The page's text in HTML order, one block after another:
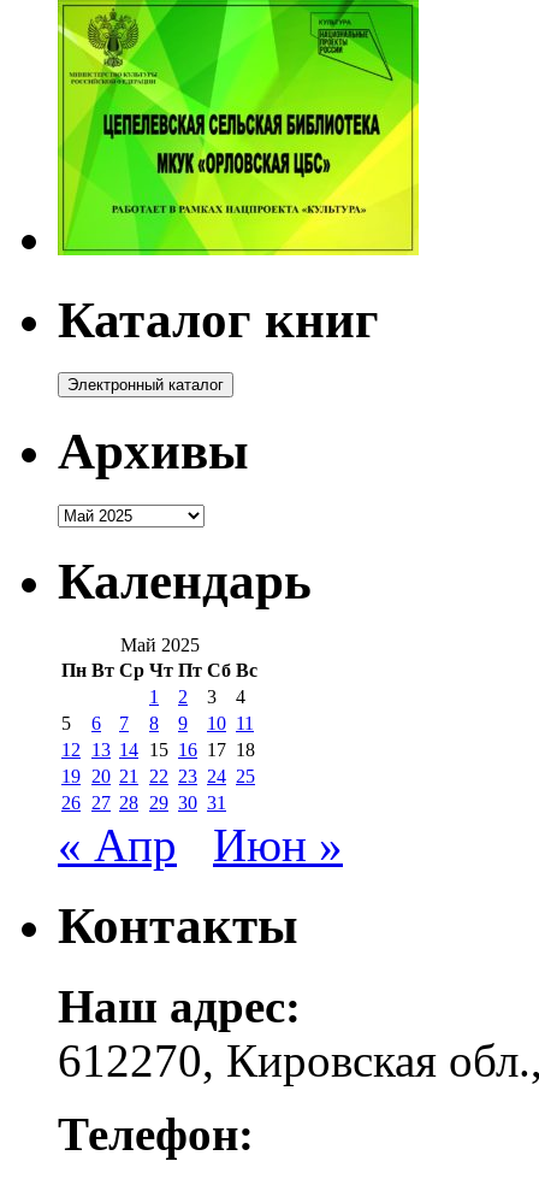
Каталог книг
Архивы
Архивы
Календарь
Май 2025
Пн Вт Ср Чт Пт Сб Вс
1
2 3
4
5
6 7 8 9 10 11
12
13 14 15 16 17 18
19 20 21 22 23 24 25
26 27 28 29 30 31
« Апр Июн »
Контакты
Наш адрес:
612270, Кировская
Телефон: